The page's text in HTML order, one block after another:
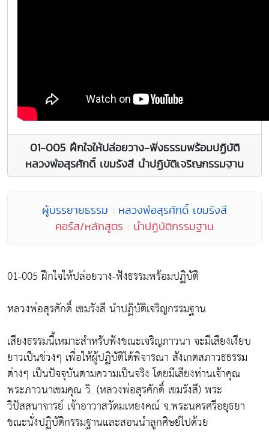
01-005 ฝึกใจให้ปล่อยวาง-ฟังธรรมพร้อมปฏิบัติ
หลวงพ่อสุรศักดิ์ เขมรังสี นำปฏิบัติเจริญกรรมฐาน
ผู้บรรยายธรรม : หลวงพ่อสุรศักดิ์ เขมรังสี
คอร์ส/หลักสูตร : นำปฏิบัติกรรมฐาน
01-005 ฝึกใจให้ปล่อยวาง-ฟังธรรมพร้อมปฏิบัติ
หลวงพ่อสุรศักดิ์ เขมรังสี นำปฏิบัติเจริญกรรมฐาน
เสียงธรรมนี้เหมาะสำหรับฟังขณะเจริญภาวนา จะมีเสียงเงียบ
ยาวเป็นช่วงๆ เพื่อให้ผู้ปฏิบัติได้พิจารณา สังเกตสภาวธธรรม
ต่างๆ เป็นปัจจุบันตามความเป็นจริง โดยมีเสียงท่านเจ้าคุณ
พระภาวนาเขมคุณ วิ. (หลวงพ่อสุรศักดิ์ เขมรังสี) พระ
วิปัสสนาจารย์ เจ้าอาวาสวัดมเหยงคณ์ จ.พระนครศรีอยุธยา
ขณะนั่งปฏิบัติกรรมฐานและสอนนำลูกศิษย์ไปด้วย